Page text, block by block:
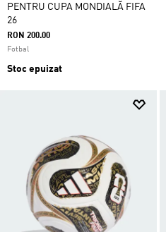
PENTRU CUPA MONDIALĂ FIFA
26
RON 200.00
Fotbal
Stoc epuizat